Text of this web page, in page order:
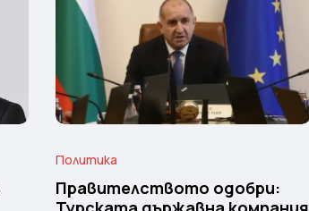
Политика
Правителството одобри: